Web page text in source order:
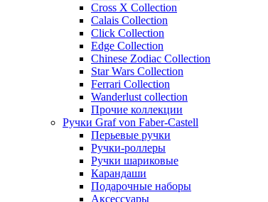
Cross X Collection
Calais Collection
Click Collection
Edge Collection
Chinese Zodiac Collection
Star Wars Collection
Ferrari Collection
Wanderlust collection
Прочие коллекции
Ручки Graf von Faber-Castell
Перьевые ручки
Ручки-роллеры
Ручки шариковые
Карандаши
Подарочные наборы
Аксессуары